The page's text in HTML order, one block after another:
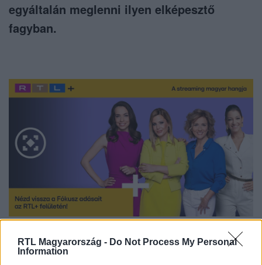
RTL Magyarország - Do Not Process My Personal
Information
egyáltalán meglenni ilyen elképesztő
fagyban.